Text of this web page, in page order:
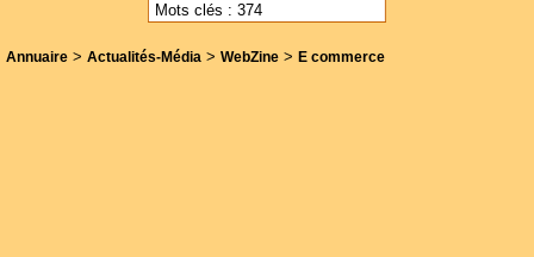
Mots clés : 374
Annuaire > Actualités-Média > WebZine > E commerce